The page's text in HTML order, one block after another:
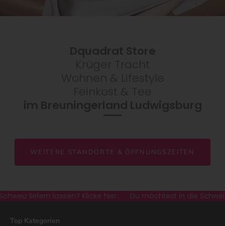
WEITERE STANDORTE & ÖFFNUNGSZEITEN
liefern lassen? Klicke hier... Du möchtest in die Schweiz
Top Kategorien